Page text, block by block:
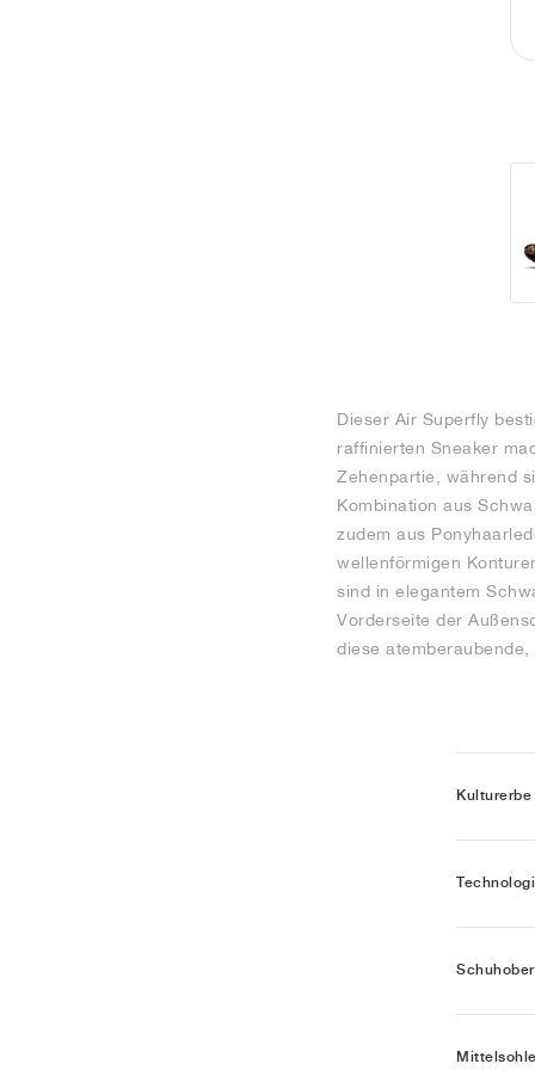
Dieser Air Superfly
raffinierten Sneaker
Zehenpartie, während
Kombination aus
zudem aus
wellenförmigen
sind in elegantem
Vorderseite der
diese
Kulturerbe
Mittelsohle